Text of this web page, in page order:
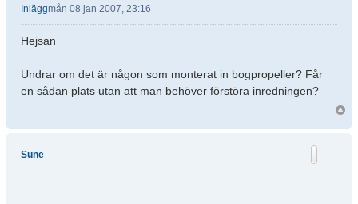
Inläggmån 08 jan 2007, 23:16
Hejsan
Undrar om det är någon som monterat in bogpropeller? Får
en sådan plats utan att man behöver förstöra inredningen?
Sune